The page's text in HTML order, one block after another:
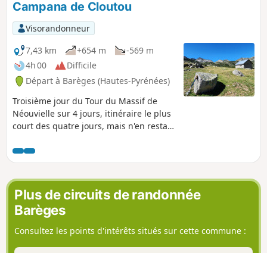
Campana de Cloutou
Visorandonneur
7,43 km
+654 m
-569 m
4h 00
Difficile
Départ à Barèges (Hautes-Pyrénées)
Troisième jour du Tour du Massif de
Néouvielle sur 4 jours, itinéraire le plus
court des quatre jours, mais n'en restant
classée difficile à cause de l'ascension
du Pic d'Aygues-Cluses (crête coté T5).
Voir les variantes, si évitement du pic,
ou son ascension dans l'autre sens
(moins compliquée).
Plus de circuits de randonnée
Barèges
Consultez les points d'intérêts situés sur cette commune :